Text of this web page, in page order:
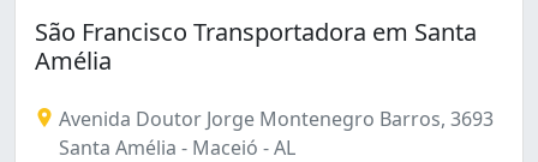
São Francisco Transportadora em Santa
Amélia
Avenida Doutor Jorge Montenegro Barros, 3693
Santa Amélia - Maceió - AL